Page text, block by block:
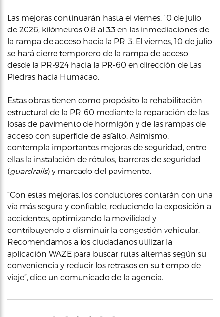
Las mejoras continuarán hasta el viernes, 10 de julio
de 2026, kilómetros 0.8 al 3.3 en las inmediaciones de
la rampa de acceso hacia la PR-3. El viernes, 10 de julio
se hará cierre temporero de la rampa de acceso
desde la PR-924 hacia la PR-60 en dirección de Las
Piedras hacia Humacao.
Estas obras tienen como propósito la rehabilitación
estructural de la PR-60 mediante la reparación de las
losas de pavimento de hormigón y de las rampas de
acceso con superficie de asfalto. Asimismo,
contempla importantes mejoras de seguridad, entre
ellas la instalación de rótulos, barreras de seguridad
(guardrails) y marcado del pavimento.
“Con estas mejoras, los conductores contarán con una
vía más segura y confiable, reduciendo la exposición a
accidentes, optimizando la movilidad y
contribuyendo a disminuir la congestión vehicular.
Recomendamos a los ciudadanos utilizar la
aplicación WAZE para buscar rutas alternas según su
conveniencia y reducir los retrasos en su tiempo de
viaje”, dice un comunicado de la agencia.